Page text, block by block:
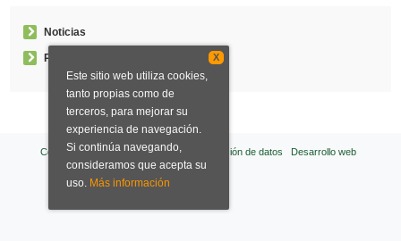
Noticias
Pedidos especiales
Condiciones de venta Aviso legal Protección de datos Desarrollo web
X
Este sitio web utiliza cookies,
tanto propias como de
terceros, para mejorar su
experiencia de navegación.
Si continúa navegando,
consideramos que acepta su
uso. Más información